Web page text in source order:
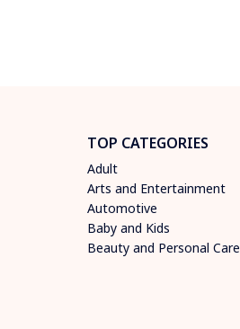
TOP CATEGORIES
Adult
Arts and Entertainment
Automotive
Baby and Kids
Beauty and Personal Care